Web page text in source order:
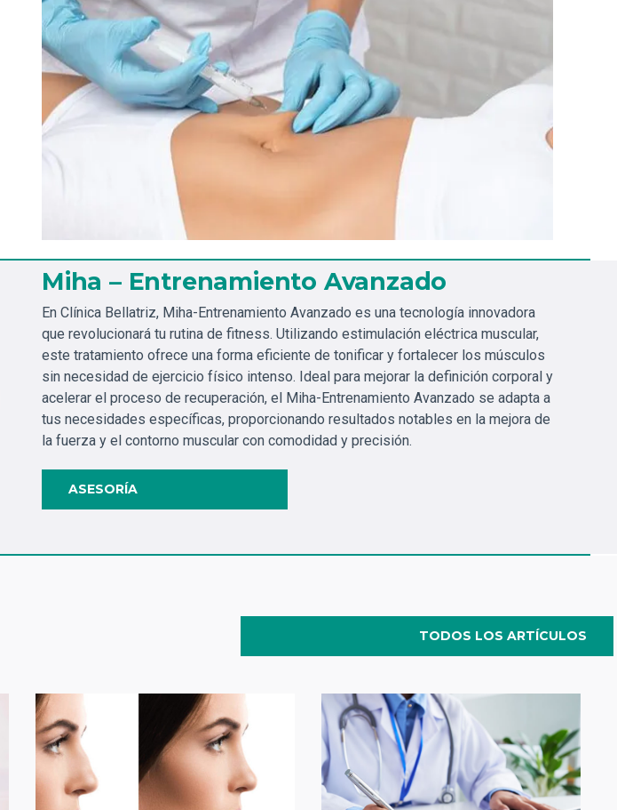
Miha – Entrenamiento Avanzado
En Clínica Bellatriz, Miha-Entrenamiento Avanzado es una tecnología innovadora
que revolucionará tu rutina de fitness. Utilizando estimulación eléctrica muscular,
este tratamiento ofrece una forma eficiente de tonificar y fortalecer los músculos
sin necesidad de ejercicio físico intenso. Ideal para mejorar la definición corporal y
acelerar el proceso de recuperación, el Miha-Entrenamiento Avanzado se adapta a
tus necesidades específicas, proporcionando resultados notables en la mejora de
la fuerza y el contorno muscular con comodidad y precisión.
ASESORÍA
TODOS LOS ARTÍCULOS